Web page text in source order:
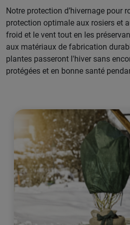
Notre protection d’hivernage pour
protection optimale aux rosiers et
froid et le vent tout en les
aux matériaux de fabrication
plantes passeront l'hiver sans
protégées et en bonne santé